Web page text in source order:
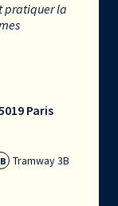
pratiquer la
Paris
Tramway 3B